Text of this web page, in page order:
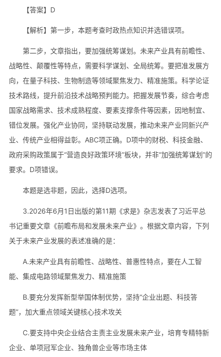
【答案】D
【解析】第一步，本题考查时政热点知识并选错误项。
第二步，文章指出，要加强统筹谋划。未来产业具有前瞻性、
战略性、颠覆性等特点，需要科学谋划、全局统筹。要把准发展方
向，在量子科技、生物制造等领域聚焦发力、精准施策。科学论证
技术路线，提升前沿技术战略预判能力。把握发展节奏，综合考虑
国家战略需求、技术成熟程度、要素支撑条件等因素，因地制宜、
错位发展。强化产业协同，坚持联动发展，推动未来产业同新兴产
业、传统产业相得益彰。ABC项正确。D项中的财税、科技金融、
政府采购政策属于“营造良好政策环境”板块，并非“加强统筹谋划”的
要求。D项错误。
本题是选非题，因此，选择D选项。
3.2026年6月1日出版的第11期《求是》杂志发表了习近平总
书记重要文章《前瞻布局和发展未来产业》。根据文章内容，下列
关于未来产业发展的表述准确的是：
A.未来产业具有前瞻性、战略性、普惠性特点，要在人工智
能、集成电路领域聚焦发力、精准施策
B.要充分发挥新型举国体制优势，坚持“企业出题、科技答
题”，加大重点领域关键核心技术攻关
C.要支持中央企业结合主责主业发展未来产业，培育专精特新
企业、单项冠军企业、独角兽企业等市场主体